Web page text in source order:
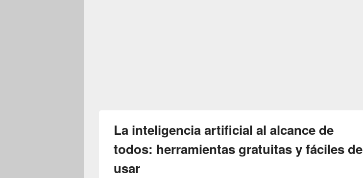
La inteligencia artificial al alcance de
todos: herramientas gratuitas y fáciles de
usar